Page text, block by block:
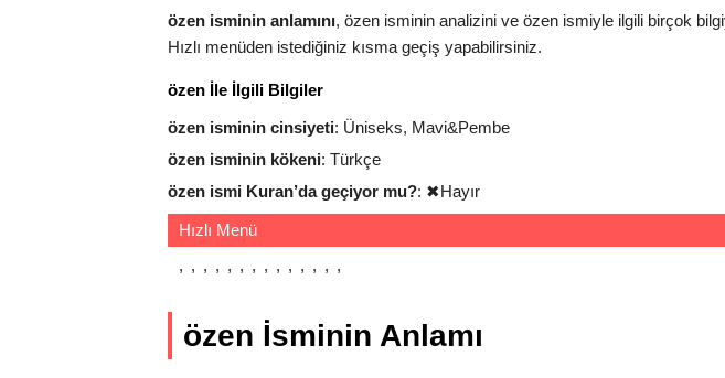
özen isminin anlamını, özen isminin analizini ve özen ismiyle ilgili birçok
Hızlı menüden istediğiniz kısma geçiş yapabilirsiniz.
özen İle İlgili Bilgiler
özen isminin cinsiyeti: Üniseks, Mavi&Pembe
özen isminin kökeni: Türkçe
özen ismi Kuran’da geçiyor mu?: ✖Hayır
Hızlı Menü
özen İsminin Anlamı